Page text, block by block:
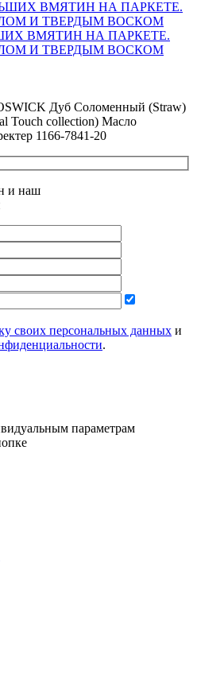
ВМЯТИН НА ПАРКЕТЕ.
И ТВЕРДЫМ ВОСКОМ
Дуб Соломенный (Straw)
Touch collection) Масло
1166-7841-20
и наш
своих персональных данных и
.
параметрам